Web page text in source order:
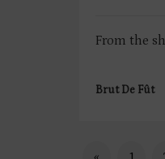
From the
Brut De Fût